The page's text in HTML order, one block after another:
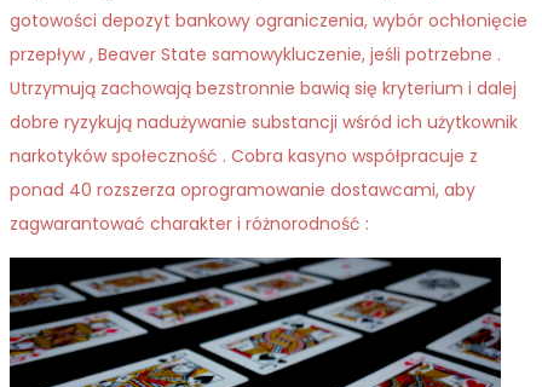
gotowości depozyt bankowy ograniczenia, wybór ochłonięcie
przepływ , Beaver State samowykluczenie, jeśli potrzebne .
Utrzymują zachowają bezstronnie bawią się kryterium i dalej
dobre ryzykują nadużywanie substancji wśród ich użytkownik
narkotyków społeczność . Cobra kasyno współpracuje z
ponad 40 rozszerza oprogramowanie dostawcami, aby
zagwarantować charakter i różnorodność :